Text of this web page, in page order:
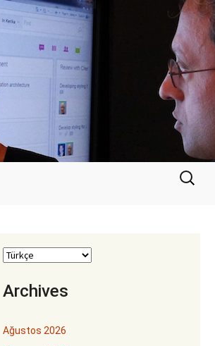
Arama:
Archives
Ağustos 2026